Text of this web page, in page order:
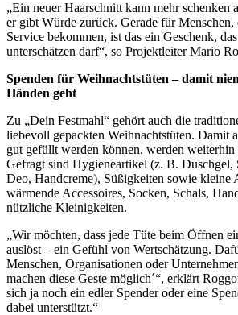
„Ein neuer Haarschnitt kann mehr schenken
er gibt Würde zurück. Gerade für Menschen,
Service bekommen, ist das ein Geschenk,
unterschätzen darf“, so Projektleiter Mario
Spenden für Weihnachtstüten – damit
Händen geht
Zu „Dein Festmahl“ gehört auch die
liebevoll gepackten Weihnachtstüten. Damit
gut gefüllt werden können, werden weiterhin
Gefragt sind Hygieneartikel (z. B. Duschgel,
Deo, Handcreme), Süßigkeiten sowie kleine
wärmende Accessoires, Socken, Schals,
nützliche Kleinigkeiten.
„Wir möchten, dass jede Tüte beim Öffnen
auslöst – ein Gefühl von Wertschätzung.
Menschen, Organisationen oder
machen diese Geste möglich´“, erklärt
sich ja noch ein edler Spender oder eine
dabei unterstützt.“